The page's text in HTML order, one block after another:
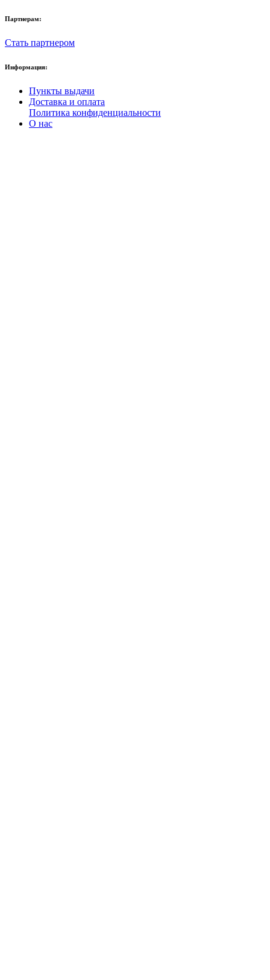
Партнерам:
Стать партнером
Информация:
Пункты выдачи
Доставка и оплата
Политика конфиденциальности
О нас